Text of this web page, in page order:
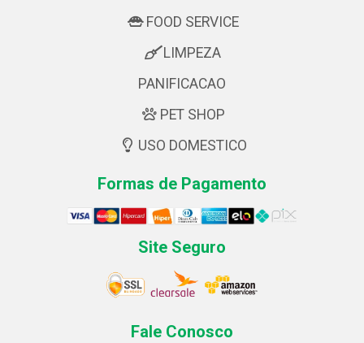
FOOD SERVICE
LIMPEZA
PANIFICACAO
PET SHOP
USO DOMESTICO
Formas de Pagamento
Site Seguro
Fale Conosco